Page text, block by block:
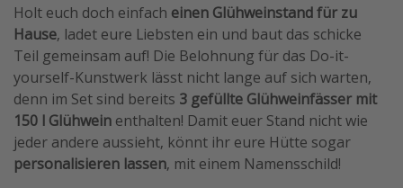
Rundreisen in Thailand
Bahnreisen in der Schweiz
Reisepassfreie Reiseziele
Travel Know How
Silvesterreisen
Last Minute Urlaub Mallorca
Holt euch doch einfach einen Glühweinstand für zu
Hause, ladet eure Liebsten ein und baut das schicke
Teil gemeinsam auf! Die Belohnung für das Do-it-
yourself-Kunstwerk lässt nicht lange auf sich warten,
denn im Set sind bereits 3 gefüllte Glühweinfässer mit
150 l Glühwein enthalten! Damit euer Stand nicht wie
jeder andere aussieht, könnt ihr eure Hütte sogar
personalisieren lassen, mit einem Namensschild!